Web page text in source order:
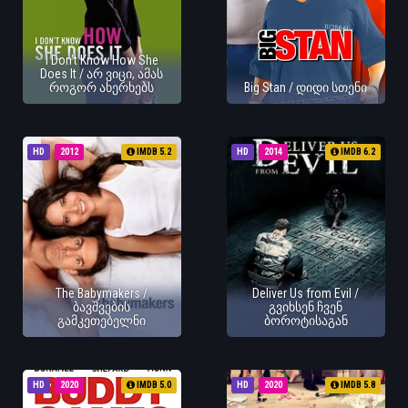
I Don't Know How She
Does It / არ ვიცი, ამას
როგორ ახერხებს
Big Stan / დიდი სთენი
HD 2012 IMDB 5.2
The Babymakers /
ბავშვების
გამკეთებელნი
HD 2014 IMDB 6.2
Deliver Us from Evil /
გვიხსენ ჩვენ
ბოროტისაგან
HD 2020 IMDB 5.0 HD 2020 IMDB 5.8